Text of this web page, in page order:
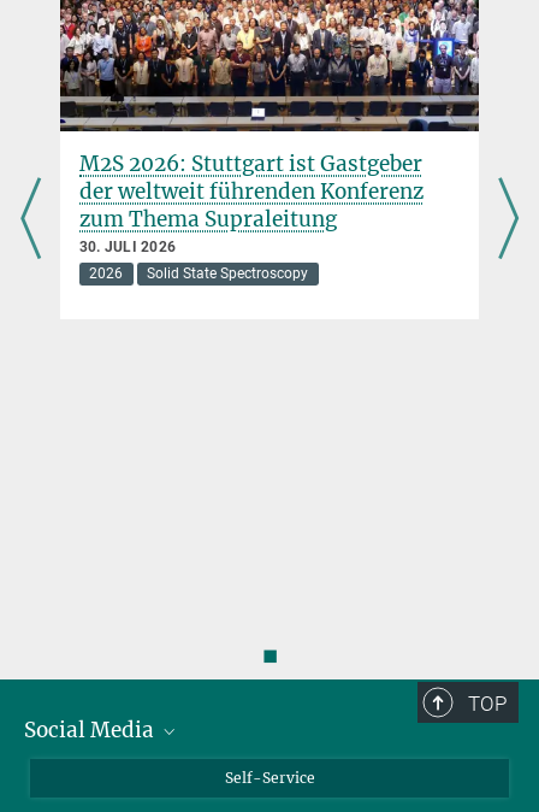
M2S 2026: Stuttgart ist Gastgeber
der weltweit führenden Konferenz
zum Thema Supraleitung
30. JULI 2026
2026
Solid State Spectroscopy
◼
TOP
Social Media
Self-Service